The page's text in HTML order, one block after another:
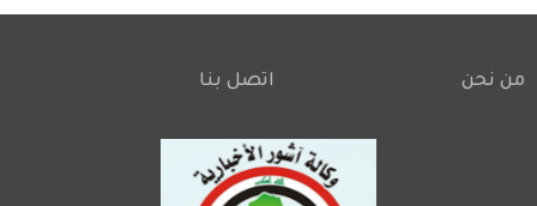
Footer
من نحن اتصل بنا